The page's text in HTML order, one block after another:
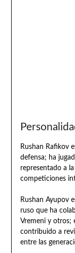
Rushan Rafikov
defensa; ha
representado a
competiciones
Rushan Ayupov
ruso que ha
Vremeni y otros;
contribuido a
entre las